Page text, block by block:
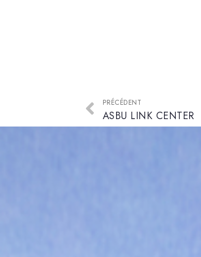
PRÉCÉDENT
ASBU LINK CENTER